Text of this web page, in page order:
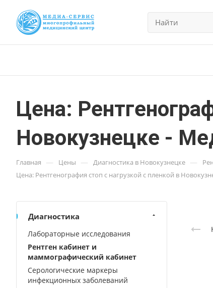
Цена:
Новокузнецке -
Главная — Цены — Диагностика в Новокузнецке —
Цена: Рентгенография стоп с нагрузкой с пленкой в
Диагностика
Лабораторные исследования
Рентген кабинет и
маммографический кабинет
Серологические маркеры
инфекционных заболеваний